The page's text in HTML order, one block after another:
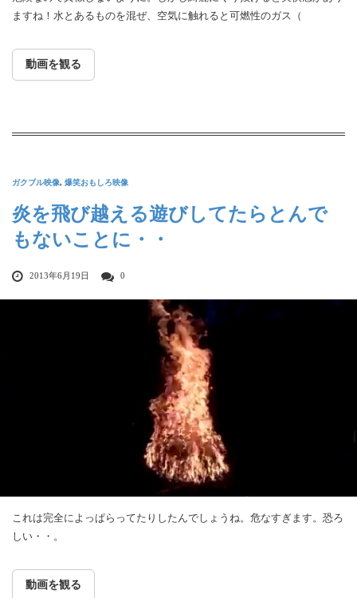
ますね！水とあるものを混ぜ、空気に触れると可燃性のガス（
動画を観る
ガクブル映像, 爆笑おもしろ映像
炎を飛び越える遊びしてたらとんで
もないことに・・
2013年6月19日 0
これは完全によっぱらってたりしたんでしょうね。危なすぎます。恐ろ
しい・・。
動画を観る